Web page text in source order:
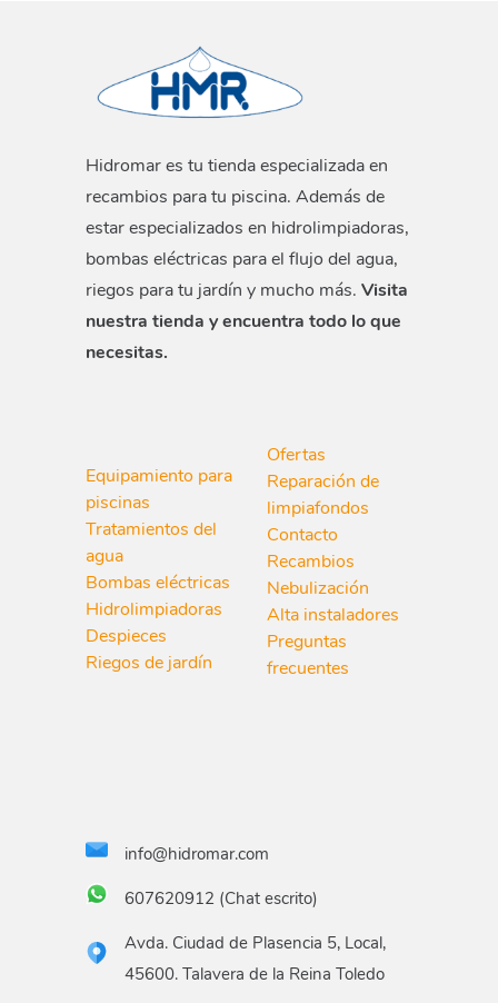
Hidromar es tu tienda especializada en
recambios para tu piscina. Además de
estar especializados en hidrolimpiadoras,
bombas eléctricas para el flujo del agua,
riegos para tu jardín y mucho más. Visita
nuestra tienda y encuentra todo lo que
necesitas.
Equipamiento para
piscinas
Tratamientos del
agua
Bombas eléctricas
Hidrolimpiadoras
Despieces
Riegos de jardín
Ofertas
Reparación de
limpiafondos
Contacto
Recambios
Nebulización
Alta instaladores
Preguntas
frecuentes
info@hidromar.com
607620912 (Chat escrito)
Avda. Ciudad de Plasencia 5, Local,
45600. Talavera de la Reina Toledo